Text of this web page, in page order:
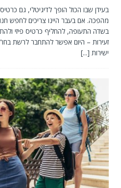
מהפכה. אם בעבר היינו צריכים לחפש
בשדה התעופה, להחליף כרטיס פיזי
זעירות – היום אפשר להתחבר לרשת
ישירות [...]